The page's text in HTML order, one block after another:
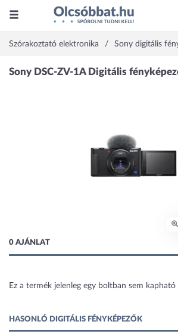
Szórakoztató elektronika Sony digitális
0 AJÁNLAT
Ez a termék jelenleg egy boltban sem kapható
HASONLÓ DIGITÁLIS FÉNYKÉPEZŐK